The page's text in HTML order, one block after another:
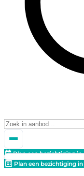
Plan een bezichtiging in
Plan een bezichtiging in